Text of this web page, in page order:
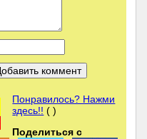
Понравилось? Нажми
здесь!! ( )
Поделиться с